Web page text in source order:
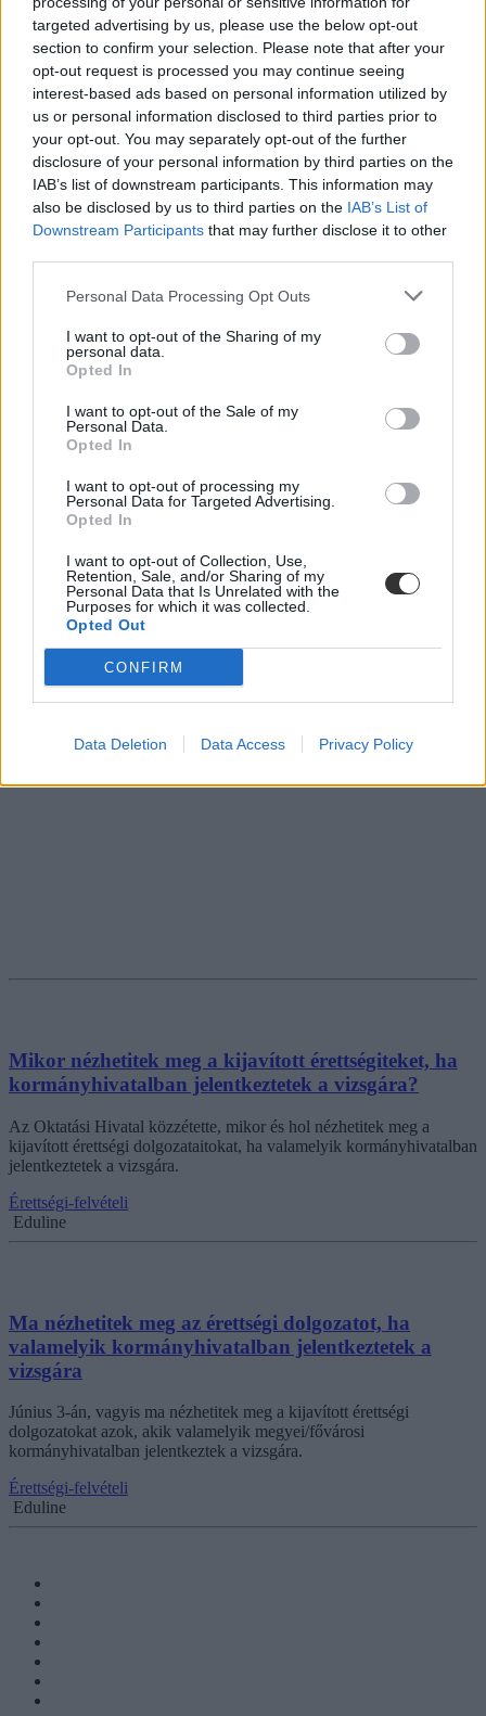
targeted advertising by us, please use the below opt-out
section to confirm your selection. Please note that after your
opt-out request is processed you may continue seeing
interest-based ads based on personal information utilized by
us or personal information disclosed to third parties prior to
your opt-out. You may separately opt-out of the further
disclosure of your personal information by third parties on the
IAB’s list of downstream participants. This information may
also be disclosed by us to third parties on the IAB’s List of
Downstream Participants that may further disclose it to other
Personal Data Processing Opt Outs
I want to opt-out of the Sharing of my
personal data.
Opted In
I want to opt-out of the Sale of my
Personal Data.
Opted In
I want to opt-out of processing my
Personal Data for Targeted Advertising.
Opted In
I want to opt-out of Collection, Use,
Retention, Sale, and/or Sharing of my
Personal Data that Is Unrelated with the
Purposes for which it was collected.
Opted Out
CONFIRM
Data Deletion Data Access Privacy Policy
Ekkor nézhetitek meg a kijavított érettségiket a
Az Oktatási Hivatal közzétette, mikor nézhetitek meg a kijavított
érettségi dolgozataitokat, ha kormányhivatalban jelentkeztetek a
Érettségi-felvételi
Gál Luca
Mikor nézhetitek meg a kijavított érettségiteket, ha
kormányhivatalban jelentkeztetek a vizsgára?
Az Oktatási Hivatal közzétette, mikor és hol nézhetitek meg a
kijavított érettségi dolgozataitokat, ha valamelyik kormányhivatalban
jelentkeztetek a vizsgára.
Érettségi-felvételi
Eduline
Ma nézhetitek meg az érettségi dolgozatot, ha
valamelyik kormányhivatalban jelentkeztetek a
vizsgára
Június 3-án, vagyis ma nézhetitek meg a kijavított érettségi
dolgozatokat azok, akik valamelyik megyei/fővárosi
kormányhivatalban jelentkeztek a vizsgára.
Érettségi-felvételi
Eduline